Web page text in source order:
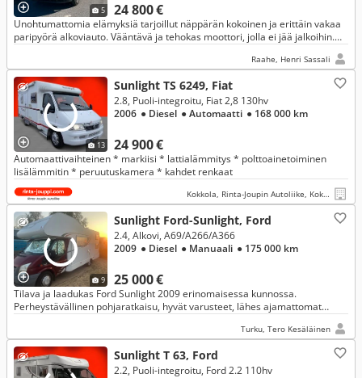
5 24 800 €
Unohtumattomia elämyksiä tarjoillut näppärän kokoinen ja erittäin vakaa
paripyörä alkoviauto. Vääntävä ja tehokas moottori, jolla ei jää jalkoihin.
Raahe, Henri Sassali
13
Sunlight TS 6249, Fiat
24 900 €
2.8, Puoli-integroitu, Fiat 2,8 130hv
2006 ● Diesel ● Automaatti ● 168 000 km
Automaattivaihteinen * markiisi * lattialämmitys * polttoainetoiminen
lisälämmitin * peruutuskamera * kahdet renkaat
Kokkola, Rinta-Joupin Autoliike, Kokkola
9
Sunlight Ford-Sunlight, Ford
25 000 €
2.4, Alkovi, A69/A266/A366
2009 ● Diesel ● Manuaali ● 175 000 km
Tilava ja laadukas Ford Sunlight 2009 erinomaisessa kunnossa.
Perheystävällinen pohjaratkaisu, hyvät varusteet, lähes ajamattomat
Turku, Tero Kesäläinen
Sunlight T 63, Ford
2.2, Puoli-integroitu, Ford 2.2 110hv